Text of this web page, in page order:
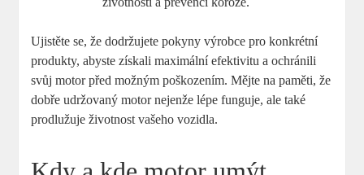
Ujistěte se, že dodržujete pokyny výrobce pro konkrétní
produkty, abyste získali maximální efektivitu a ochránili
svůj motor před možným poškozením. Mějte na paměti, že
dobře udržovaný motor nejenže lépe funguje, ale také
prodlužuje životnost vašeho vozidla.